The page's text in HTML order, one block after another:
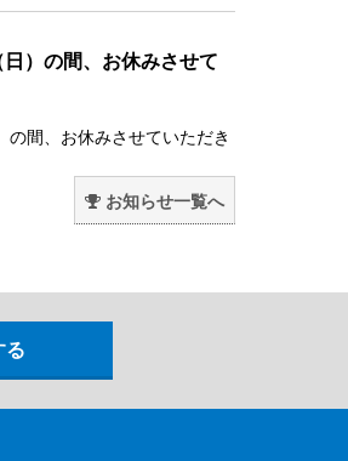
）の間、お休みさせて
間、お休みさせていただき
お知らせ一覧へ